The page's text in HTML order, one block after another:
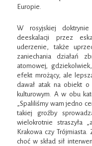
Europie.
W rosyjskiej
deeskalacji przez
uderzenie, także
zaniechania działań
atomowej,
efekt mrożący, ale
dawał atak na obiekt o
kulturowym. A w obu
„Spaliliśmy wam jedno
takiej groźby
wielokrotnie straszyła
Krakowa czy
choć w skład sił